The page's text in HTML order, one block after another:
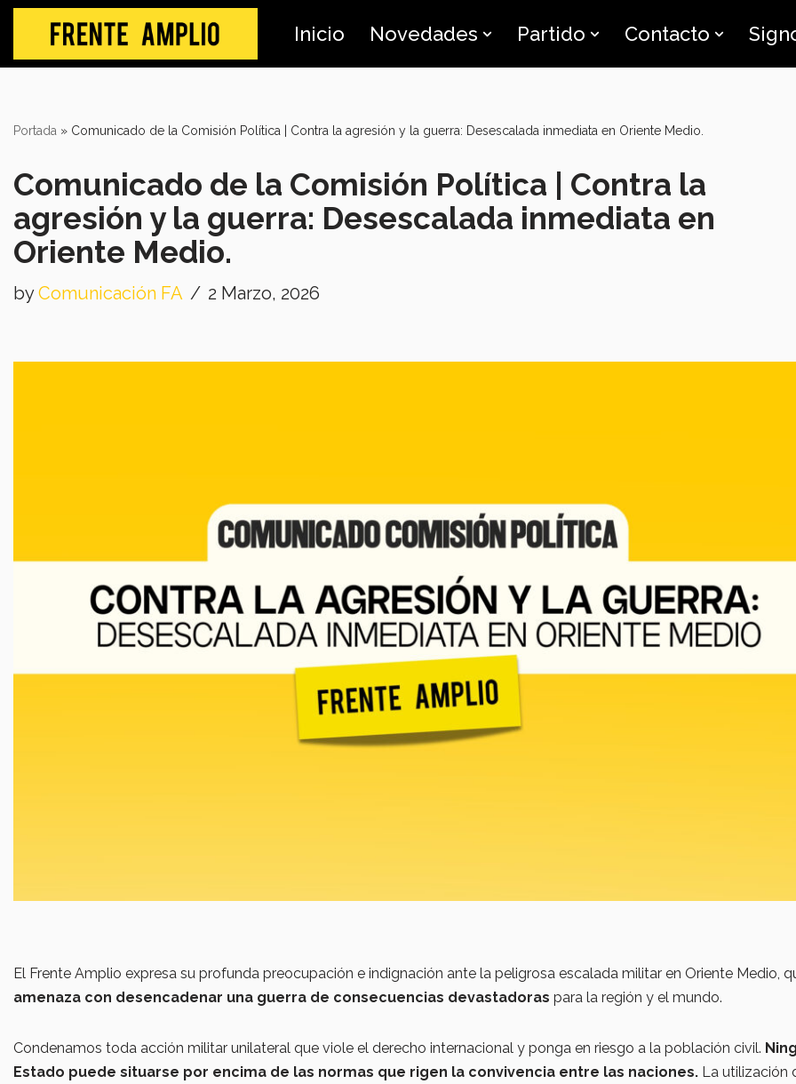
to
Inicio Novedades Partido Contacto
Portada » Comunicado de la Comisión Política | Contra la agresión y la guerra: Desescalada inmediata en Oriente Medio.
Comunicado de la Comisión Política | Contra la
agresión y la guerra: Desescalada inmediata en
Oriente Medio.
byComunicación FA 2 Marzo, 2026
El Frente Amplio expresa su profunda preocupación e indignación ante la peligrosa escalada militar en Oriente Medio,
amenaza con desencadenar una guerra de consecuencias devastadoras para la región y el mundo.
Condenamos toda acción militar unilateral que viole el derecho internacional y ponga en riesgo a la población civil.
Estado puede situarse por encima de las normas que rigen la convivencia entre las naciones. La utilización